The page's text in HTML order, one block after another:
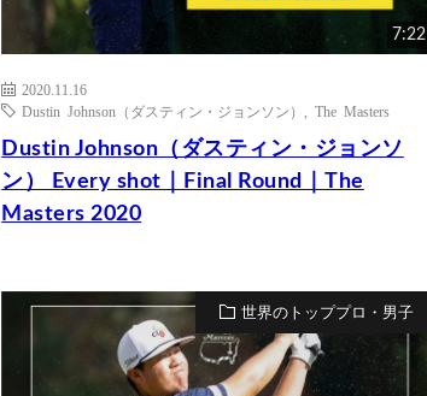
7:22
2020.11.16
Dustin Johnson（ダスティン・ジョンソン）
,The Masters
Dustin Johnson（ダスティン・ジョンソ
ン） Every shot｜Final Round｜The
Masters 2020
世界のトッププロ・男子